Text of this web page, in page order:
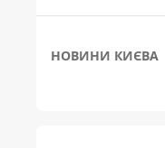
НОВИНИ КИЄВА